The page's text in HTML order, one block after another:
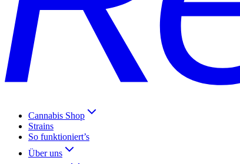
Cannabis Shop
Strains
So funktioniert’s
Über uns